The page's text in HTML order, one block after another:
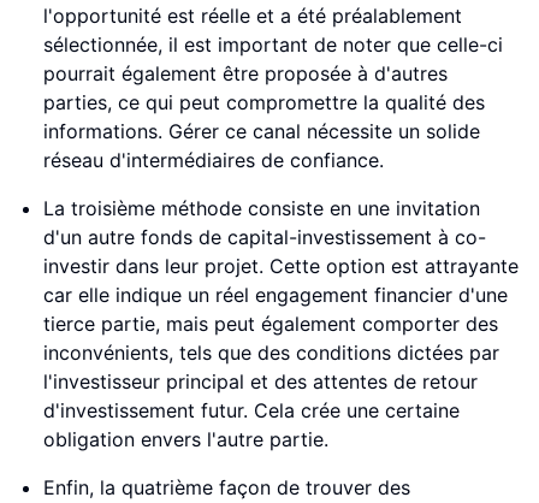
l'opportunité est réelle et a été préalablement
sélectionnée, il est important de noter que celle-ci
pourrait également être proposée à d'autres
parties, ce qui peut compromettre la qualité des
informations. Gérer ce canal nécessite un solide
réseau d'intermédiaires de confiance.
La troisième méthode consiste en une invitation
d'un autre fonds de capital-investissement à co-
investir dans leur projet. Cette option est attrayante
car elle indique un réel engagement financier d'une
tierce partie, mais peut également comporter des
inconvénients, tels que des conditions dictées par
l'investisseur principal et des attentes de retour
d'investissement futur. Cela crée une certaine
obligation envers l'autre partie.
Enfin, la quatrième façon de trouver des